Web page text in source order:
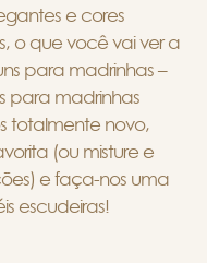
e cores
o que você vai ver a
para madrinhas –
para madrinhas
totalmente novo,
(ou misture e
e faça-nos uma
escudeiras!